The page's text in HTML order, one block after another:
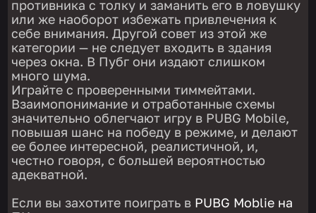
противника с толку и заманить его в ловушку
или же наоборот избежать привлечения к
себе внимания. Другой совет из этой же
категории — не следует входить в здания
через окна. В Пубг они издают слишком
много шума.
Играйте с проверенными тиммейтами.
Взаимопонимание и отработанные схемы
значительно облегчают игру в PUBG Mobile,
повышая шанс на победу в режиме, и делают
ее более интересной, реалистичной, и,
честно говоря, с большей вероятностью
адекватной.
Если вы захотите поиграть в PUBG Moblie на